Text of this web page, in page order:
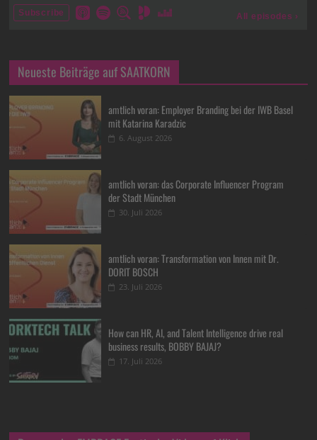
Neueste Beiträge auf SAATKORN
amtlich voran: Employer Branding bei der IWB Basel
mit Katarina Karadzic
6. August 2026
amtlich voran: das Corporate Influencer Program
der Stadt München
30. Juli 2026
amtlich voran: Transformation von Innen mit Dr.
DORIT BOSCH
23. Juli 2026
How can HR, AI, and Talent Intelligence drive real
business results, BOBBY BAJAJ?
17. Juli 2026